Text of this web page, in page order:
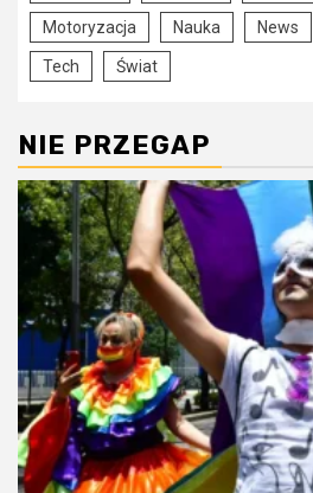
Motoryzacja Nauka News
Tech Świat
NIE PRZEGAP